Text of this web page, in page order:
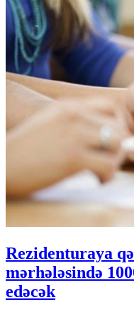
Rezidenturaya
mərhələsində
edəcək